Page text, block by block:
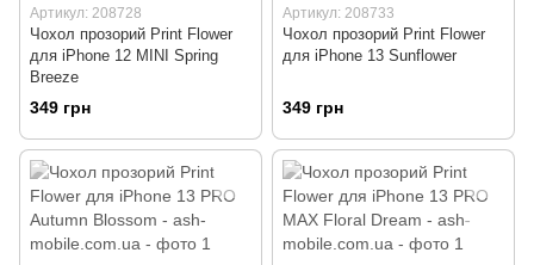
Артикул: 208728
Чохол прозорий Print Flower
для iPhone 12 MINI Spring
Breeze
349 грн
Артикул: 208733
Чохол прозорий Print Flower
для iPhone 13 Sunflower
349 грн